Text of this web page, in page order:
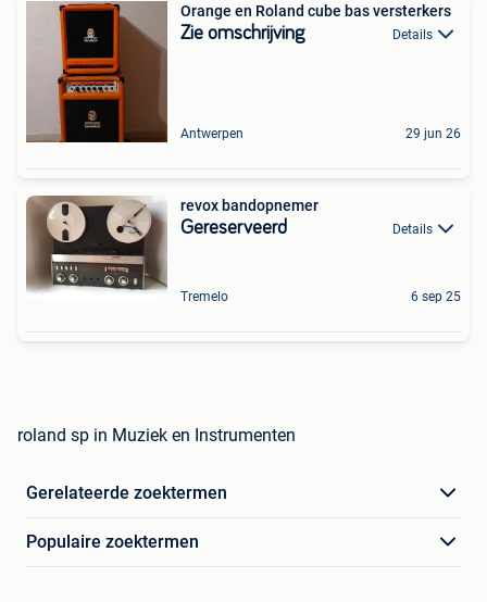
Orange en Roland cube bas versterkers
Zie omschrijving Details
Antwerpen 29 jun 26
revox bandopnemer
Gereserveerd Details
Tremelo 6 sep 25
roland sp in Muziek en Instrumenten
Gerelateerde zoektermen
Populaire zoektermen